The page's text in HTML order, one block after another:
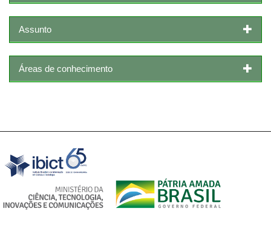
Assunto
Áreas de conhecimento